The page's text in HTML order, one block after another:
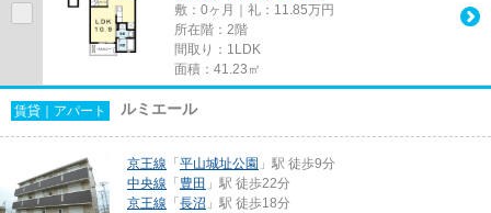
敷：0ヶ月｜礼：11.85万円
所在階：2階
間取り：1LDK
面積：41.23㎡
賃貸｜アパート ルミエール
京王線 「平山城址公園 」駅 徒歩9分
中央線 「豊田 」駅 徒歩22分
京王線 「長沼 」駅 徒歩18分